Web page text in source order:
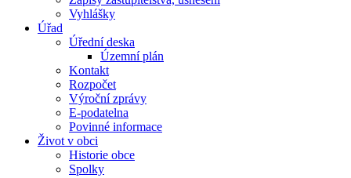
Vyhlášky
Úřad
Úřední deska
Územní plán
Kontakt
Rozpočet
Výroční zprávy
E-podatelna
Povinné informace
Život v obci
Historie obce
Spolky